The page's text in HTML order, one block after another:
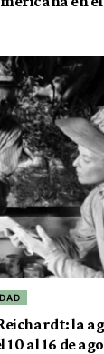
la
al 16 de